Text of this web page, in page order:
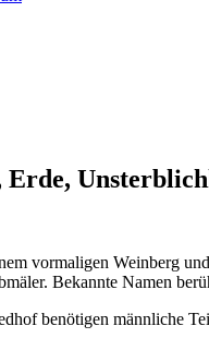
Erde,
vormaligen Weinberg
Bekannte Namen
benötigen männliche